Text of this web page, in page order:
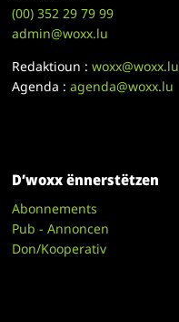
(00)352 29 79 99
admin@woxx.lu
Redaktioun :woxx@woxx.lu
Agenda :agenda@woxx.lu
D’woxx ënnerstëtzen
Abonnements
Pub - Annoncen
Don/Kooperativ